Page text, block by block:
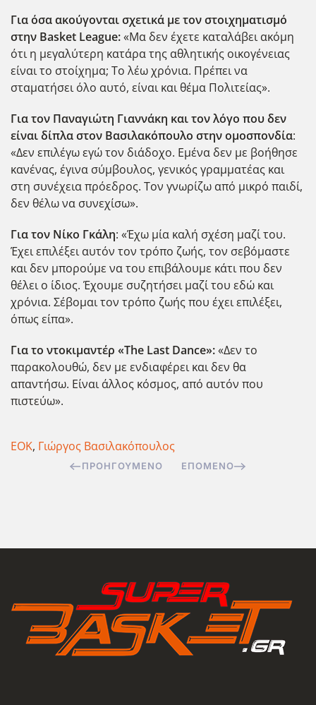
Για όσα ακούγονται σχετικά με τον στοιχηματισμό
στην Basket League:«Μα δεν έχετε καταλάβει ακόμη
ότι η μεγαλύτερη κατάρα της αθλητικής οικογένειας
είναι το στοίχημα; Το λέω χρόνια. Πρέπει να
σταματήσει όλο αυτό, είναι και θέμα Πολιτείας».
Για τον Παναγιώτη Γιαννάκη και τον λόγο που δεν
είναι δίπλα στον Βασιλακόπουλο στην ομοσπονδία:
«Δεν επιλέγω εγώ τον διάδοχο. Εμένα δεν με βοήθησε
κανένας, έγινα σύμβουλος, γενικός γραμματέας και
στη συνέχεια πρόεδρος. Τον γνωρίζω από μικρό παιδί,
δεν θέλω να συνεχίσω».
Για τον Νίκο Γκάλη: «Έχω μία καλή σχέση μαζί του.
Έχει επιλέξει αυτόν τον τρόπο ζωής, τον σεβόμαστε
και δεν μπορούμε να του επιβάλουμε κάτι που δεν
θέλει ο ίδιος. Έχουμε συζητήσει μαζί του εδώ και
χρόνια. Σέβομαι τον τρόπο ζωής που έχει επιλέξει,
όπως είπα».
Για το ντοκιμαντέρ «The Last Dance»:«Δεν το
παρακολουθώ, δεν με ενδιαφέρει και δεν θα
απαντήσω. Είναι άλλος κόσμος, από αυτόν που
πιστεύω».
ΕΟΚ, Γιώργος Βασιλακόπουλος
ΠΡΟΗΓΟΎΜΕΝΟ ΕΠΌΜΕΝΟ